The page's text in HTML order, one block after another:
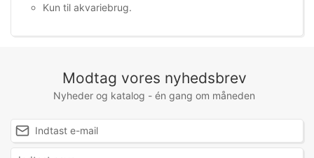
Kun til akvariebrug.
Modtag vores nyhedsbrev
Nyheder og katalog - én gang om måneden